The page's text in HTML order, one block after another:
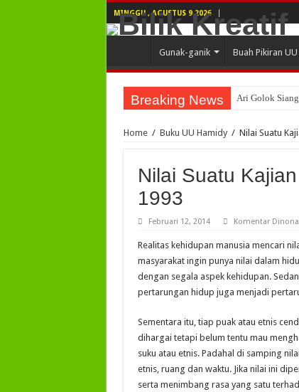
MINGGU , AGUSTUS 9 2026
Gunak-ganik Buah Pikiran
Breaking News Ari Golok
Jejak Langkah
Kadar Islam
Ranah Dunia
Harimau
Home / Buku UU Hamidy / Nilai Suatu
Nilai Suatu
1993
Februari 12, 2014 Komentar
Realitas kehidupan manusia mencari
masyarakat ingin punya nilai dalam
dengan segala aspek kehidupan.
pertarungan hidup juga menjadi
Sementara itu, tiap puak atau etnis
dihargai tetapi belum tentu mau
suku atau etnis. Padahal di samping
etnis, ruang dan waktu. Jika nilai ini
serta menimbang rasa yang satu